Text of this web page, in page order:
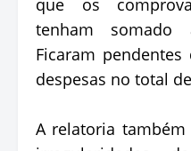
que os
tenham somado
Ficaram
despesas no total
A relatoria